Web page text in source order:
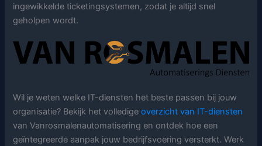
ingewikkelde ticketingsystemen, zodat je altijd snel
geholpen wordt.
Wil je weten welke IT-diensten het beste passen bij jouw
organisatie? Bekijk het volledigeoverzicht van IT-diensten
van Vanrosmalenautomatisering en ontdek hoe een
geïntegreerde aanpak jouw bedrijfsvoering versterkt. Werk